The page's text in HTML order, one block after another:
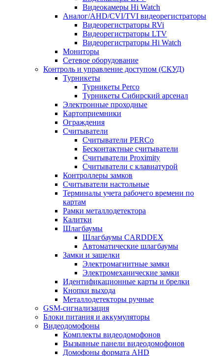
Видеокамеры Hi Watch
Аналог/AHD/CVI/TVI видеорегистраторы
Видеорегистраторы RVi
Видеорегистраторы LTV
Видеорегистраторы Hi Watch
Мониторы
Сетевое оборудование
Контроль и управление доступом (СКУД)
Турникеты
Турникеты Perco
Турникеты Сибирский арсенал
Электронные проходные
Картоприемники
Ограждения
Считыватели
Считыватели PERCo
Бесконтактные считыватели
Считыватели Proximity
Считыватели с клавиатурой
Контроллеры замков
Считыватели настольные
Терминалы учета рабочего времени по
картам
Рамки металлодетектора
Калитки
Шлагбаумы
Шлагбаумы CARDDEX
Автоматические шлагбаумы
Замки и защелки
Электромагнитные замки
Электромеханические замки
Идентификационные карты и брелки
Кнопки выхода
Металлодетекторы ручные
GSM-сигнализация
Блоки питания и аккумуляторы
Видеодомофоны
Комплекты видеодомофонов
Вызывные панели видеодомофонов
Домофоны формата AHD